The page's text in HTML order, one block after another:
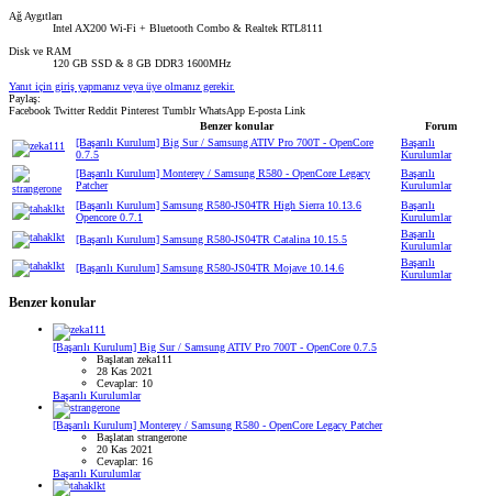
Ağ Aygıtları
Intel AX200 Wi-Fi + Bluetooth Combo & Realtek RTL8111
Disk ve RAM
120 GB SSD & 8 GB DDR3 1600MHz
Yanıt için giriş yapmanız veya üye olmanız gerekir.
Paylaş:
Facebook Twitter Reddit Pinterest Tumblr WhatsApp E-posta Link
Benzer konular
Forum
[Başarılı Kurulum] Big Sur / Samsung ATIV Pro 700T - OpenCore
0.7.5
Başarılı
Kurulumlar
[Başarılı Kurulum] Monterey / Samsung R580 - OpenCore Legacy
Patcher
Başarılı
Kurulumlar
[Başarılı Kurulum] Samsung R580-JS04TR High Sierra 10.13.6
Opencore 0.7.1
Başarılı
Kurulumlar
[Başarılı Kurulum] Samsung R580-JS04TR Catalina 10.15.5
Başarılı
Kurulumlar
[Başarılı Kurulum] Samsung R580-JS04TR Mojave 10.14.6
Başarılı
Kurulumlar
Benzer konular
[Başarılı Kurulum] Big Sur / Samsung ATIV Pro 700T - OpenCore 0.7.5
Başlatan zeka111
28 Kas 2021
Cevaplar: 10
Başarılı Kurulumlar
[Başarılı Kurulum] Monterey / Samsung R580 - OpenCore Legacy Patcher
Başlatan strangerone
20 Kas 2021
Cevaplar: 16
Başarılı Kurulumlar